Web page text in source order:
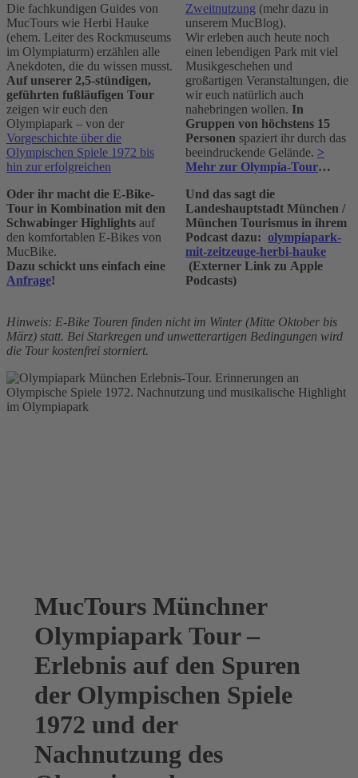
Die fachkundigen Guides von
MucTours wie Herbi Hauke
(ehem. Leiter des Rockmuseums
im Olympiaturm) erzählen alle
Anekdoten, die du wissen musst.
Auf unserer 2,5-stündigen,
geführten fußläufigen Tour
zeigen wir euch den
Olympiapark – von der
Vorgeschichte über die
Olympischen Spiele 1972 bis
hin zur erfolgreichen
Zweitnutzung (mehr dazu in
unserem MucBlog).
Wir erleben auch heute noch
einen lebendigen Park mit viel
Musikgeschehen und
großartigen Veranstaltungen, die
wir euch natürlich auch
nahebringen wollen. In
Gruppen von höchstens 15
Personen spaziert ihr durch das
beeindruckende Gelände. >
Mehr zur Olympia-Tour…
Oder ihr macht die E-Bike-
Tour in Kombination mit den
Schwabinger Highlights auf
den komfortablen E-Bikes von
MucBike.
Dazu schickt uns einfach eine
Anfrage!
Und das sagt die
Landeshauptstadt München /
München Tourismus in ihrem
Podcast dazu: olympiapark-
mit-zeitzeuge-herbi-hauke
(Externer Link zu Apple
Podcasts)
Hinweis: E-Bike Touren finden nicht im Winter (Mitte Oktober bis
März) statt. Bei Starkregen und unwetterartigen Bedingungen wird
die Tour kostenfrei storniert.
MucTours Münchner
Olympiapark Tour –
Erlebnis auf den Spuren
der Olympischen Spiele
1972 und der
Nachnutzung des